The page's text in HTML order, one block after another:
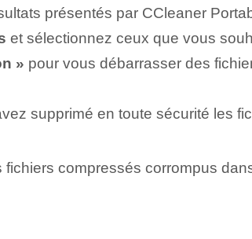
présentés par CCleaner
et sélectionnez ceux que vous
» pour vous débarrasser des
supprimé en toute sécurité les
compressés corrompus